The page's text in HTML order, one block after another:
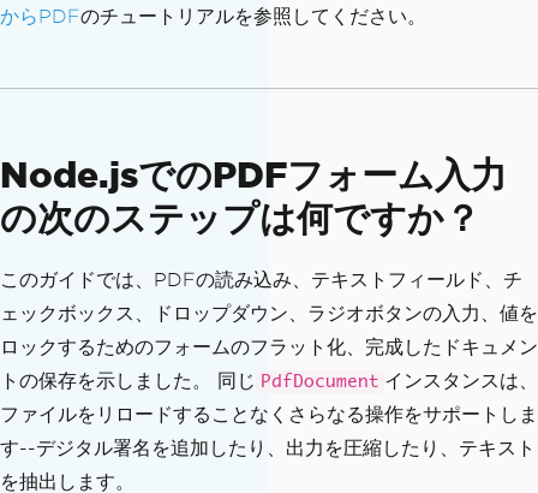
からPDFのチュートリアルを参照してください。
Node.jsでのPDFフォーム入力
の次のステップは何ですか？
このガイドでは、PDFの読み込み、テキストフィールド、チ
ェックボックス、ドロップダウン、ラジオボタンの入力、値を
ロックするためのフォームのフラット化、完成したドキュメン
トの保存を示しました。 同じ PdfDocument インスタンスは、
ファイルをリロードすることなくさらなる操作をサポートしま
す--デジタル署名を追加したり、出力を圧縮したり、テキスト
を抽出します。